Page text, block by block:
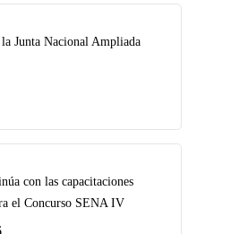
Junta Nacional Ampliada
con las capacitaciones
el Concurso SENA IV